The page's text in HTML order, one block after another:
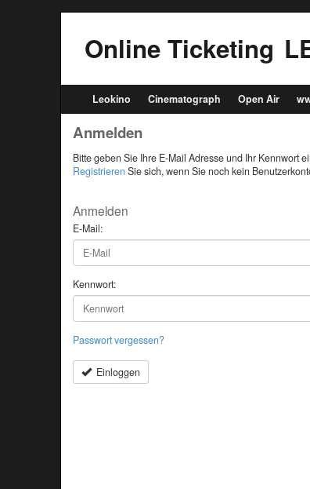
Online Ticketing
Leokino Cinematograph Open Air
Anmelden
Bitte geben Sie Ihre E-Mail Adresse und Ihr Kennwort
Registrieren Sie sich, wenn Sie noch kein
Anmelden
E-Mail:
Kennwort:
Passwort vergessen?
Einloggen